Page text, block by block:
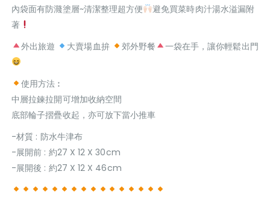
內袋面有防濺塗層~清潔整理超方便
避免買菜時肉汁湯水溢漏附
著
外出旅遊
大賣場血拚 郊外野餐 一袋在手，讓你輕鬆出門
使用方法︰
中層拉鍊拉開可增加收納空間
底部輪子摺疊收起，亦可放下當小推車
-材質 : 防水牛津布
-展開前 : 約27 X 12 X 30cm
-展開後 : 約27 X 12 X 46cm